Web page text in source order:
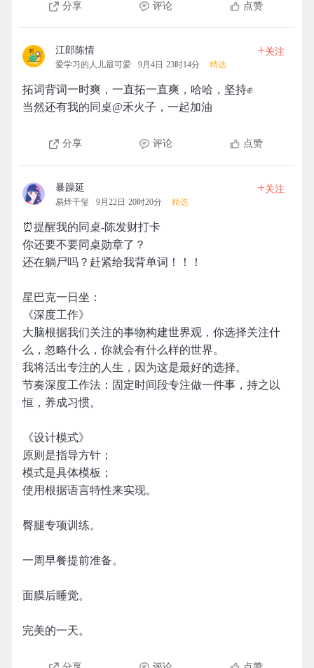
分享 评论 点赞
江郎陈情
爱学习的人儿最可爱 9月4日 23时14分 精选
+关注
拓词背词一时爽，一直拓一直爽，哈哈，坚持✊
当然还有我的同桌@禾火子，一起加油
分享 评论 点赞
暴躁延
易烊千玺 9月22日 20时20分 精选
+关注
⏰提醒我的同桌-陈发财打卡
你还要不要同桌勋章了？
还在躺尸吗？赶紧给我背单词！！！
星巴克一日坐：
《深度工作》
大脑根据我们关注的事物构建世界观，你选择关注什
么，忽略什么，你就会有什么样的世界。
我将活出专注的人生，因为这是最好的选择。
节奏深度工作法：固定时间段专注做一件事，持之以
恒，养成习惯。
《设计模式》
原则是指导方针；
模式是具体模板；
使用根据语言特性来实现。
臀腿专项训练。
一周早餐提前准备。
面膜后睡觉。
完美的一天。